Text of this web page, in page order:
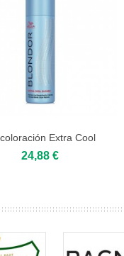
Extra Cool
Blonde...
24,88 €